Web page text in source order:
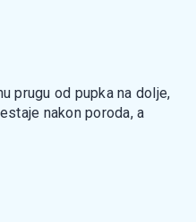
prugu od pupka na dolje,
nakon poroda, a